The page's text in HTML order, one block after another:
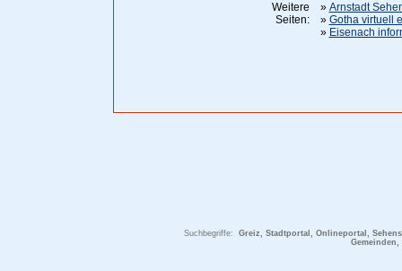
Weitere
Seiten:
» Arnstadt
» Gotha virtuell
» Eisenach
Suchbegriffe: Greiz, Stadtportal, Onlineportal,